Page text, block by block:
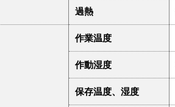
過熱
作業温度
作動湿度
保存温度、湿度